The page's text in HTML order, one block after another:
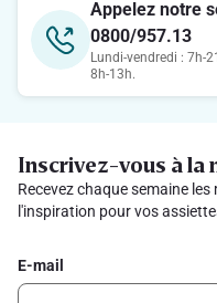
Appelez notre
0800/957.13
Lundi-vendredi : 7h-
8h-13h.
Inscrivez-vous à la
Recevez chaque semaine
l'inspiration pour vos
E-mail